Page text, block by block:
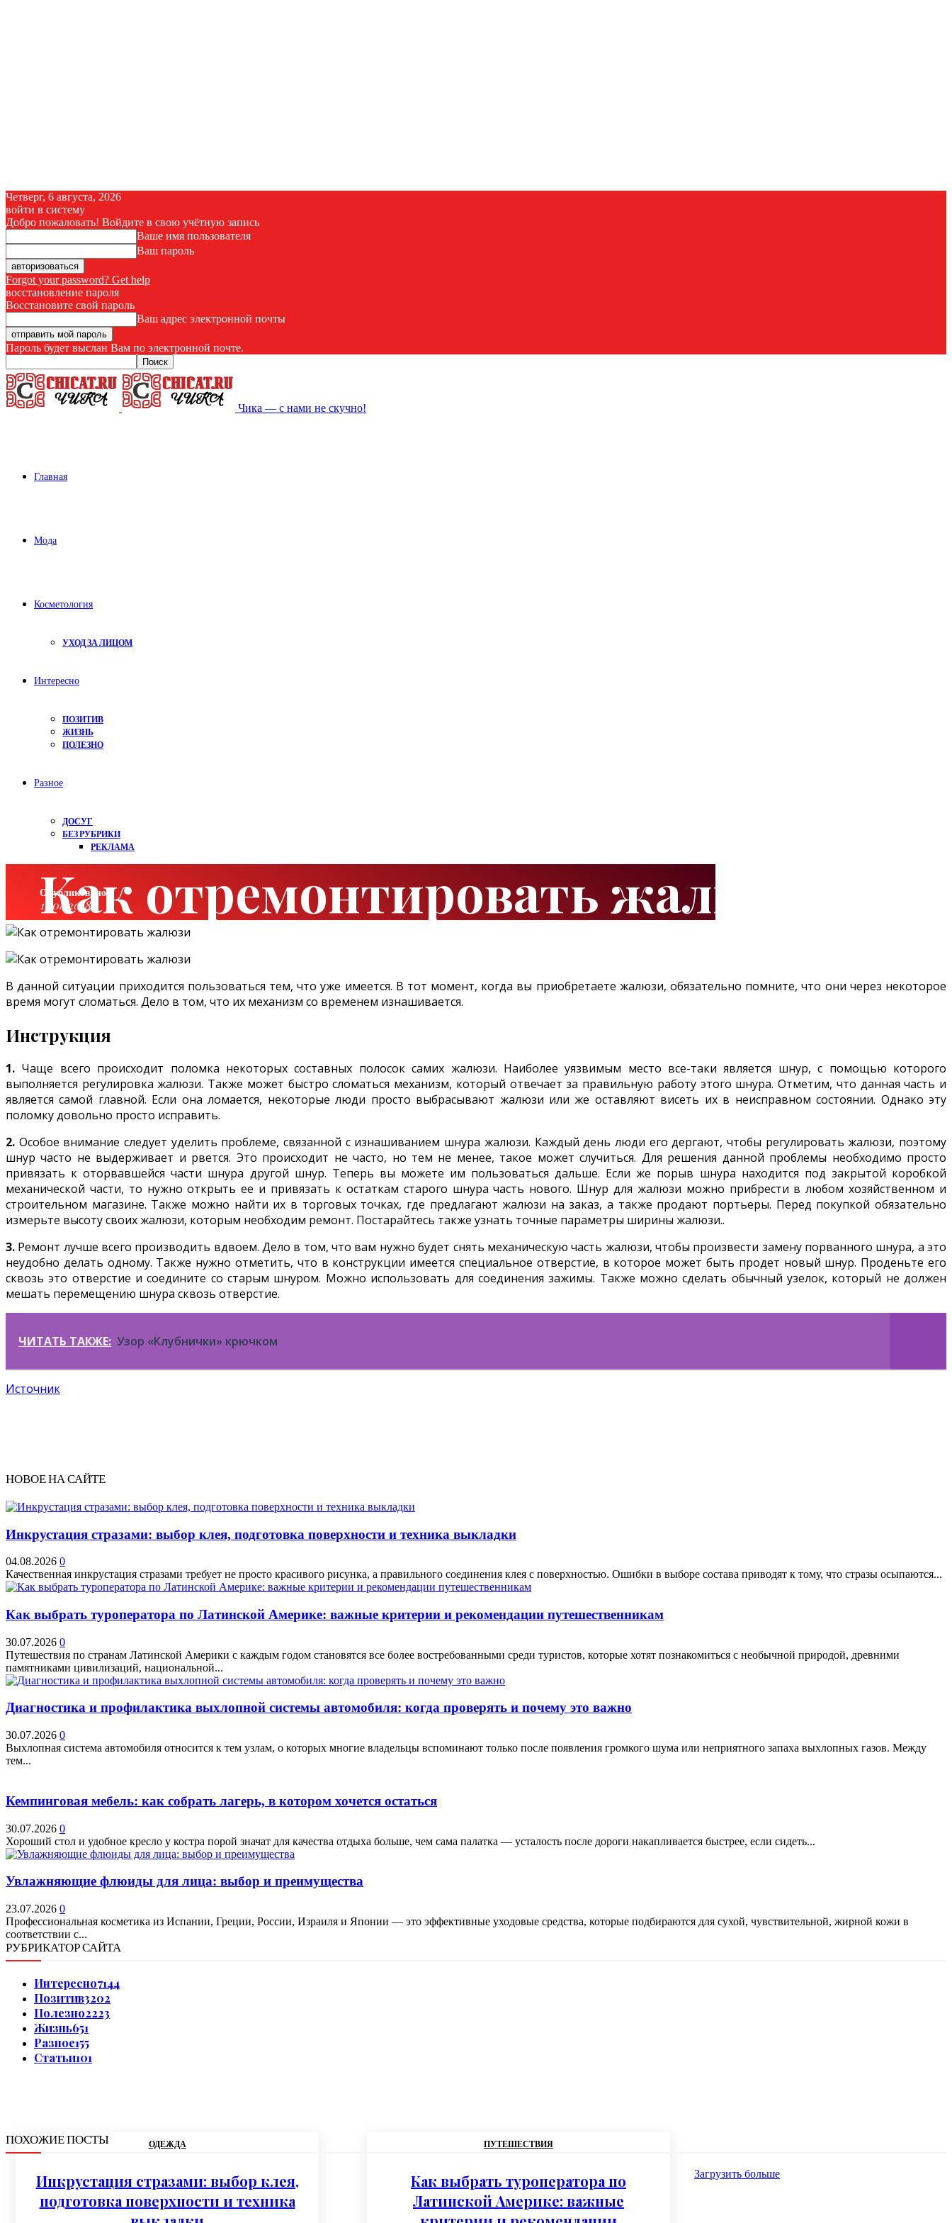
Четверг, 6 августа, 2026
войти в систему
Добро пожаловать! Войдите в свою учётную запись
Ваше имя пользователя
Ваш пароль
Forgot your password? Get help
восстановление пароля
Восстановите свой пароль
Ваш адрес электронной почты
Пароль будет выслан Вам по электронной почте.
Чика — с нами не скучно!
Главная
Мода
Косметология
УХОД ЗА ЛИЦОМ
Интересно
ПОЗИТИВ
ЖИЗНЬ
ПОЛЕЗНО
Разное
ДОСУГ
БЕЗ РУБРИКИ
РЕКЛАМА
Как отремонтировать жалюзи
Опубликовано:
13.08.2018
Категория:
Интересно
В данной ситуации приходится пользоваться тем, что уже имеется. В тот момент, когда вы приобретаете жалюзи, обязательно помните, что они через некоторое
время могут сломаться. Дело в том, что их механизм со временем изнашивается.
Инструкция
1. Чаще всего происходит поломка некоторых составных полосок самих жалюзи. Наиболее уязвимым место все-таки является шнур, с помощью которого
выполняется регулировка жалюзи. Также может быстро сломаться механизм, который отвечает за правильную работу этого шнура. Отметим, что данная часть и
является самой главной. Если она ломается, некоторые люди просто выбрасывают жалюзи или же оставляют висеть их в неисправном состоянии. Однако эту
поломку довольно просто исправить.
2. Особое внимание следует уделить проблеме, связанной с изнашиванием шнура жалюзи. Каждый день люди его дергают, чтобы регулировать жалюзи, поэтому
шнур часто не выдерживает и рвется. Это происходит не часто, но тем не менее, такое может случиться. Для решения данной проблемы необходимо просто
привязать к оторвавшейся части шнура другой шнур. Теперь вы можете им пользоваться дальше. Если же порыв шнура находится под закрытой коробкой
механической части, то нужно открыть ее и привязать к остаткам старого шнура часть нового. Шнур для жалюзи можно прибрести в любом хозяйственном и
строительном магазине. Также можно найти их в торговых точках, где предлагают жалюзи на заказ, а также продают портьеры. Перед покупкой обязательно
измерьте высоту своих жалюзи, которым необходим ремонт. Постарайтесь также узнать точные параметры ширины жалюзи..
3. Ремонт лучше всего производить вдвоем. Дело в том, что вам нужно будет снять механическую часть жалюзи, чтобы произвести замену порванного шнура, а это
неудобно делать одному. Также нужно отметить, что в конструкции имеется специальное отверстие, в которое может быть продет новый шнур. Проденьте его
сквозь это отверстие и соедините со старым шнуром. Можно использовать для соединения зажимы. Также можно сделать обычный узелок, который не должен
мешать перемещению шнура сквозь отверстие.
ЧИТАТЬ ТАКЖЕ: Узор «Клубнички» крючком
Источник
НОВОЕ НА САЙТЕ
Инкрустация стразами: выбор клея, подготовка поверхности и техника выкладки
04.08.2026 0
Качественная инкрустация стразами требует не просто красивого рисунка, а правильного соединения клея с поверхностью. Ошибки в выборе состава приводят к тому, что стразы осыпаются...
Как выбрать туроператора по Латинской Америке: важные критерии и рекомендации путешественникам
30.07.2026 0
Путешествия по странам Латинской Америки с каждым годом становятся все более востребованными среди туристов, которые хотят познакомиться с необычной природой, древними
памятниками цивилизаций, национальной...
Диагностика и профилактика выхлопной системы автомобиля: когда проверять и почему это важно
30.07.2026 0
Выхлопная система автомобиля относится к тем узлам, о которых многие владельцы вспоминают только после появления громкого шума или неприятного запаха выхлопных газов. Между
тем...
Кемпинговая мебель: как собрать лагерь, в котором хочется остаться
30.07.2026 0
Хороший стол и удобное кресло у костра порой значат для качества отдыха больше, чем сама палатка — усталость после дороги накапливается быстрее, если сидеть...
Увлажняющие флюиды для лица: выбор и преимущества
23.07.2026 0
Профессиональная косметика из Испании, Греции, России, Израиля и Японии — это эффективные уходовые средства, которые подбираются для сухой, чувствительной, жирной кожи в
соответствии с...
РУБРИКАТОР САЙТА
Интересно7144
Позитив3202
Полезно2223
Жизнь651
Разное155
Статьи101
ПОХОЖИЕ ПОСТЫ ОДЕЖДА
Инкрустация стразами: выбор клея,
подготовка поверхности и техника
ПУТЕШЕСТВИЯ
Как выбрать туроператора по
Латинской Америке: важные
Загрузить больше